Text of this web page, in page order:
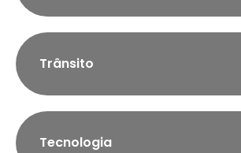
Trânsito
Tecnologia